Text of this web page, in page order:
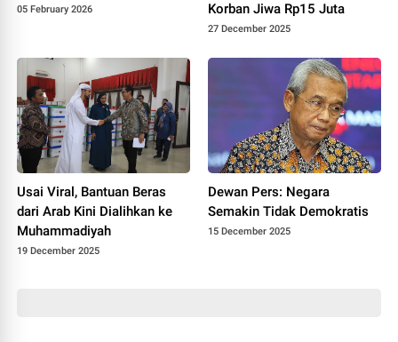
05 February 2026
Korban Jiwa Rp15 Juta
27 December 2025
Usai Viral, Bantuan Beras
dari Arab Kini Dialihkan ke
Muhammadiyah
19 December 2025
Dewan Pers: Negara
Semakin Tidak Demokratis
15 December 2025